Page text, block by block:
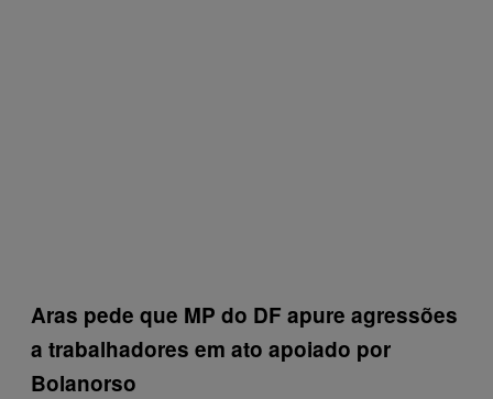
Aras pede que MP do DF apure agressões
a trabalhadores em ato apoiado por
Bolanorso